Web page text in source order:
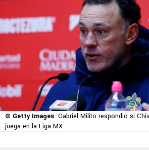
© Getty Images Gabriel Milito respondió si
juega en la Liga MX.